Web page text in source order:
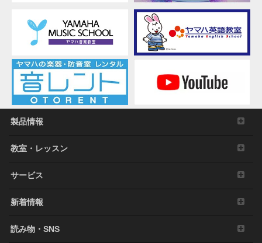
製品情報
教室・レッスン
サービス
新着情報
読み物・SNS